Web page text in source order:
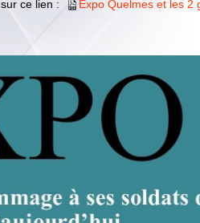
ce lien :
Expo Quelmes et les 2